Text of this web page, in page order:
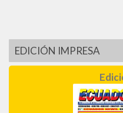
EDICIÓN IMPRESA